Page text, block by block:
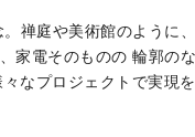
禅庭や美術館のように
家電そのものの 輪郭の
なプロジェクトで実現を